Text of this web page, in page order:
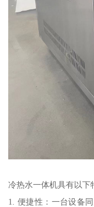
冷热水一体机具有以下
1. 便捷性：一台设备